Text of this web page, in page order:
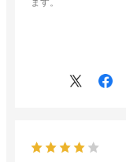
ます。
形崩れとかは無い為